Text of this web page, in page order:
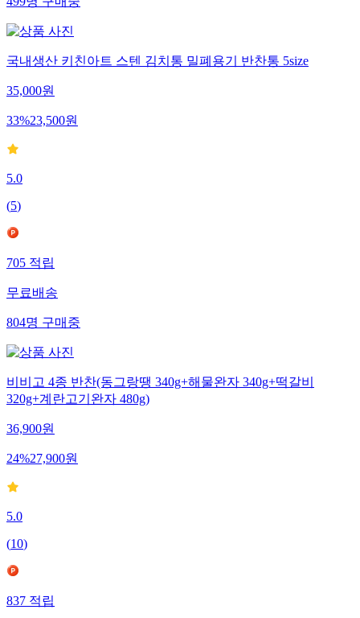
499명구매중
국내생산 키친아트 스텐 김치통 밀폐용기 반찬통 5size
35,000원
33%23,500원
5.0
(5)
705적립
무료배송
804명구매중
비비고 4종 반찬(동그랑땡 340g+해물완자 340g+떡갈비
320g+계란고기완자 480g)
36,900원
24%27,900원
5.0
(10)
837적립